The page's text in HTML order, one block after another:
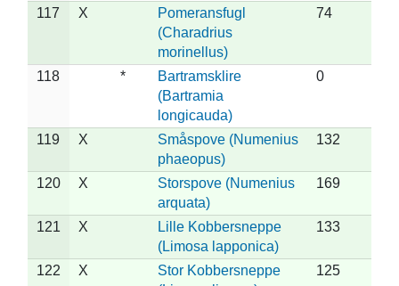
117 X
Pomeransfugl
(Charadrius
morinellus)
74
118 *
Bartramsklire
(Bartramia
longicauda)
0
119 X
Småspove (Numenius
phaeopus)
132
120 X
Storspove (Numenius
arquata)
169
121 X
Lille Kobbersneppe
(Limosa lapponica)
133
122 X
Stor Kobbersneppe
125